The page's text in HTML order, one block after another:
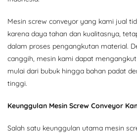
Mesin screw conveyor yang kami jual
karena daya tahan dan kualitasnya,
dalam proses pengangkutan material.
canggih, mesin kami dapat
mulai dari bubuk hingga bahan padat
tinggi.
Keunggulan Mesin Screw Conveyor
Salah satu keunggulan utama mesin